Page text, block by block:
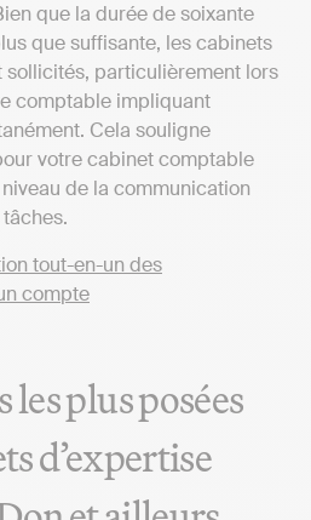
que la durée de soixante
que suffisante, les cabinets
sollicités, particulièrement lors
comptable impliquant
Cela souligne
votre cabinet comptable
de la communication
les plus posées
d’expertise